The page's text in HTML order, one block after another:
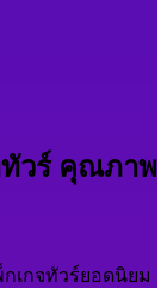
ทัวร์ คุณภาพ
เกจทัวร์ยอดนิยม